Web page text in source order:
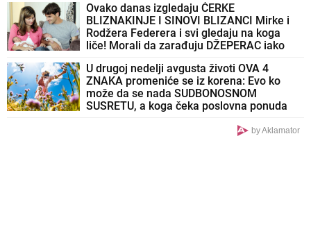
Ovako danas izgledaju ĆERKE
BLIZNAKINJE I SINOVI BLIZANCI Mirke i
Rodžera Federera i svi gledaju na koga
liče! Morali da zarađuju DŽEPERAC iako
ne pada sa neba"
U drugoj nedelji avgusta životi OVA 4
ZNAKA promeniće se iz korena: Evo ko
može da se nada SUDBONOSNOM
SUSRETU, a koga čeka poslovna ponuda
by Aklamator